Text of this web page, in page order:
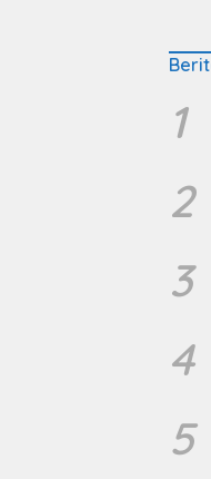
1
2
3
4
5